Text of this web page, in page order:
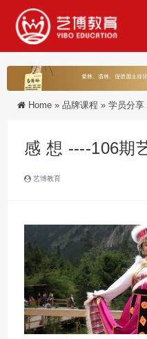
Home » 品牌课程 » 学员分享
感 想 ----106期
艺博教育